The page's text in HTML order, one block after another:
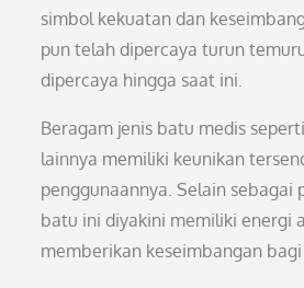
simbol kekuatan dan
pun telah dipercaya turun
dipercaya hingga saat ini.
Beragam jenis batu medis
lainnya memiliki keunikan
penggunaannya. Selain sebagai
batu ini diyakini memiliki energi
memberikan keseimbangan